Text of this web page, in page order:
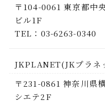
〒104-0061 東京都中
ビル1F
TEL：03-6263-0340
JKPLANET(JKプラネ
〒231-0861 神奈川県
シエテ2F